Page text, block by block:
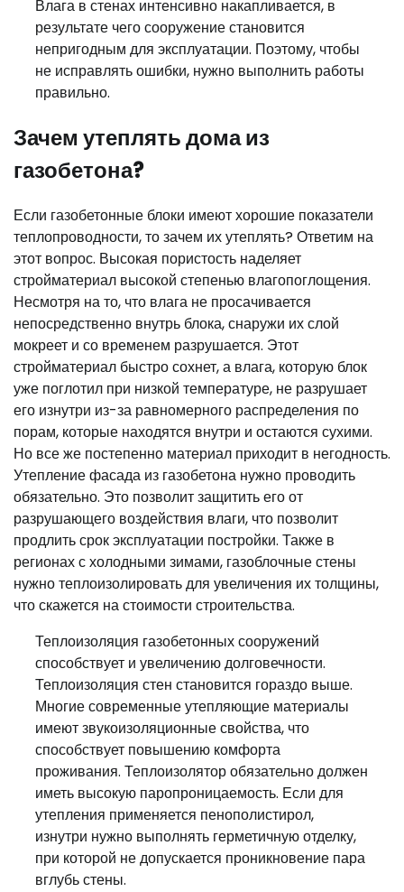
Влага в стенах интенсивно накапливается, в
результате чего сооружение становится
непригодным для эксплуатации. Поэтому, чтобы
не исправлять ошибки, нужно выполнить работы
правильно.
Зачем утеплять дома из
газобетона?
Если газобетонные блоки имеют хорошие показатели
теплопроводности, то зачем их утеплять? Ответим на
этот вопрос. Высокая пористость наделяет
стройматериал высокой степенью влагопоглощения.
Несмотря на то, что влага не просачивается
непосредственно внутрь блока, снаружи их слой
мокреет и со временем разрушается. Этот
стройматериал быстро сохнет, а влага, которую блок
уже поглотил при низкой температуре, не разрушает
его изнутри из-за равномерного распределения по
порам, которые находятся внутри и остаются сухими.
Но все же постепенно материал приходит в негодность.
Утепление фасада из газобетона нужно проводить
обязательно. Это позволит защитить его от
разрушающего воздействия влаги, что позволит
продлить срок эксплуатации постройки. Также в
регионах с холодными зимами, газоблочные стены
нужно теплоизолировать для увеличения их толщины,
что скажется на стоимости строительства.
Теплоизоляция газобетонных сооружений
способствует и увеличению долговечности.
Теплоизоляция стен становится гораздо выше.
Многие современные утепляющие материалы
имеют звукоизоляционные свойства, что
способствует повышению комфорта
проживания. Теплоизолятор обязательно должен
иметь высокую паропроницаемость. Если для
утепления применяется пенополистирол,
изнутри нужно выполнять герметичную отделку,
при которой не допускается проникновение пара
вглубь стены.